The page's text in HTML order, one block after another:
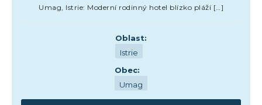
Umag, Istrie: Moderní rodinný hotel blízko pláží […]
Oblast:
Istrie
Obec:
Umag